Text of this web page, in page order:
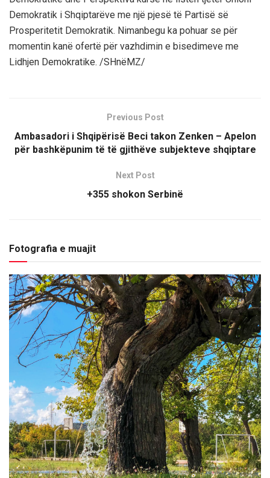
Demokratik i Shqiptarëve me një pjesë të Partisë së
Prosperitetit Demokratik. Nimanbegu ka pohuar se për
momentin kanë ofertë për vazhdimin e bisedimeve me
Lidhjen Demokratike. /SHnëMZ/
Previous Post
Ambasadori i Shqipërisë Beci takon Zenken – Apelon
për bashkëpunim të të gjithëve subjekteve shqiptare
Next Post
+355 shokon Serbinë
Fotografia e muajit